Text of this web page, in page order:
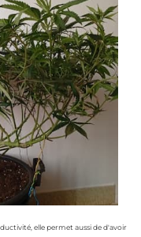
elle permet aussi de d'avoir